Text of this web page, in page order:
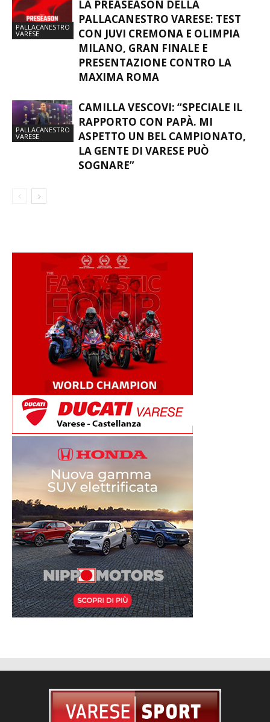
PALLACANESTRO
VARESE
PALLACANESTRO VARESE: TEST
CON JUVI CREMONA E OLIMPIA
MILANO, GRAN FINALE E
PRESENTAZIONE CONTRO LA
MAXIMA ROMA
PALLACANESTRO
VARESE
RAPPORTO CON PAPÀ. MI
ASPETTO UN BEL CAMPIONATO,
LA GENTE DI VARESE PUÒ
SOGNARE”